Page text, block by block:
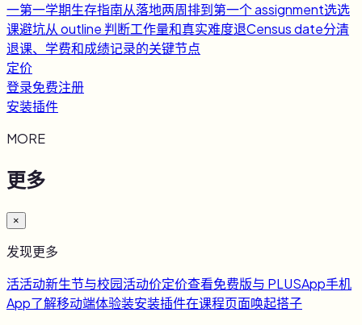
一第一学期生存指南从落地两周排到第一个 assignment选选
课避坑从 outline 判断工作量和真实难度退Census date分清
退课、学费和成绩记录的关键节点
定价
登录免费注册
安装插件
MORE
更多
×
发现更多
活活动新生节与校园活动价定价查看免费版与 PLUSApp手机
App了解移动端体验装安装插件在课程页面唤起搭子